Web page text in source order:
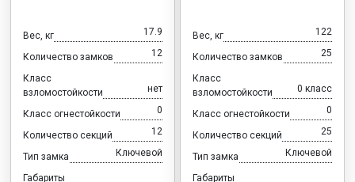
Вес, кг 17.9
Количество замков 12
Класс
взломостойкости
нет
Класс огнестойкости 0
Количество секций 12
Тип замка Ключевой
Габариты
Вес, кг 122
Количество замков 25
Класс
взломостойкости
0 класс
Класс огнестойкости 0
Количество секций 25
Тип замка Ключевой
Габариты